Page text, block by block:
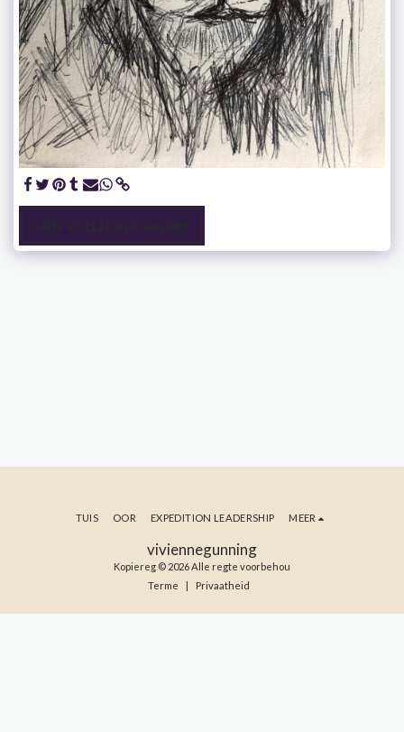
SIEN VOLLEDIGE GALERY
viviennegunning
Kopiereg © 2026 Alle regte voorbehou
Terme | Privaatheid
TUIS OOR EXPEDITION LEADERSHIP MEER